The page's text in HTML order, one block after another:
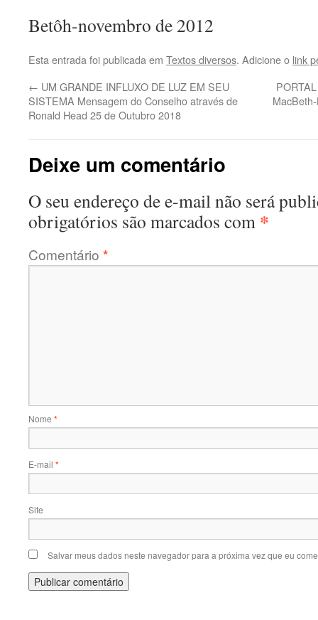
Betôh-novembro de 2012
Esta entrada foi publicada em Textos diversos. Adicione o link
← UM GRANDE INFLUXO DE LUZ EM SEU
SISTEMA Mensagem do Conselho através de
Ronald Head 25 de Outubro 2018
Deixe um comentário
O seu endereço de e-mail não será
obrigatórios são marcados com *
Comentário *
Nome *
E-mail *
Site
Salvar meus dados neste navegador para a próxima vez que eu